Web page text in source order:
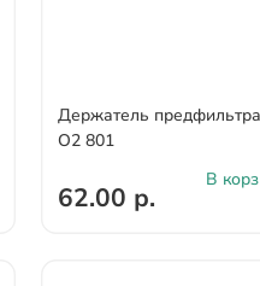
Держатель предфильтра
О2 801
62.00 р.
В